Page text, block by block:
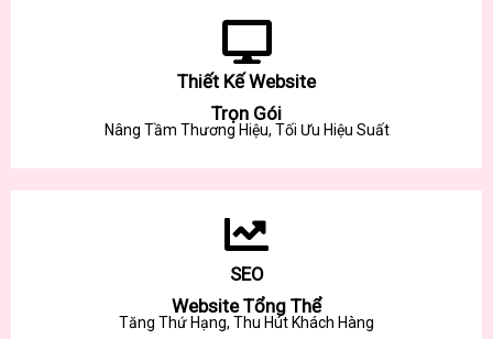
Thiết Kế Website
Trọn Gói
Nâng Tầm Thương Hiệu, Tối Ưu Hiệu Suất
SEO
Website Tổng Thể
Tăng Thứ Hạng, Thu Hút Khách Hàng